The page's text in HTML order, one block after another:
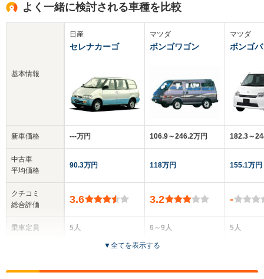
よく一緒に検討される車種を比較
基本情報
新車価格
中古車
平均価格
クチコミ
総合評価
乗車定員
日産
セレナカーゴ
‐‐‐万円
90.3万円
3.6
5人
マツダ
ボンゴワゴン
106.9～246.2万円
118万円
3.2
6～9人
4ドア
マツダ
ボンゴ
182.3～
155.1万円
-
5人
▼全てを表示する